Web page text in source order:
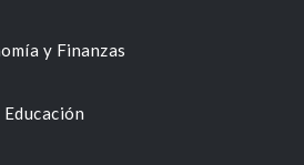
y Finanzas
Educación